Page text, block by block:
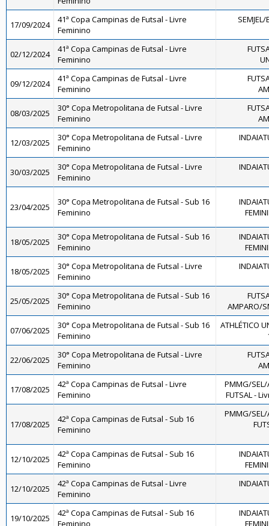
17/09/2024
41ª Copa Campinas de Futsal - Livre
Feminino
02/12/2024
41ª Copa Campinas de Futsal - Livre
Feminino
09/12/2024
41ª Copa Campinas de Futsal - Livre
Feminino
08/03/2025
30° Copa Metropolitana de Futsal - Livre
Feminino
12/03/2025
30° Copa Metropolitana de Futsal - Livre
Feminino
30/03/2025
30° Copa Metropolitana de Futsal - Livre
Feminino
23/04/2025
30° Copa Metropolitana de Futsal - Sub 16
Feminino
18/05/2025
30° Copa Metropolitana de Futsal - Sub 16
Feminino
18/05/2025
30° Copa Metropolitana de Futsal - Livre
Feminino
25/05/2025
30° Copa Metropolitana de Futsal - Sub 16
Feminino
AMPARO/
07/06/2025
30° Copa Metropolitana de Futsal - Sub 16
Feminino
ATHLÉTICO
22/06/2025
30° Copa Metropolitana de Futsal - Livre
Feminino
17/08/2025
42ª Copa Campinas de Futsal - Livre
Feminino
PMMG/
FUTSAL -
17/08/2025
42ª Copa Campinas de Futsal - Sub 16
Feminino
PMMG/
12/10/2025
42ª Copa Campinas de Futsal - Sub 16
Feminino
12/10/2025
42ª Copa Campinas de Futsal - Livre
Feminino
19/10/2025
42ª Copa Campinas de Futsal - Sub 16
Feminino